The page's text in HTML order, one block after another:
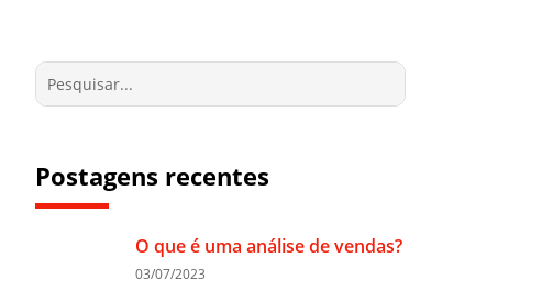
Postagens recentes
O que é uma análise de vendas?
03/07/2023